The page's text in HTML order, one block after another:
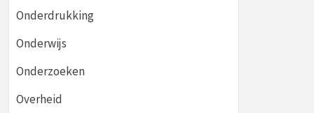
Onderdrukking
Onderwijs
Onderzoeken
Overheid